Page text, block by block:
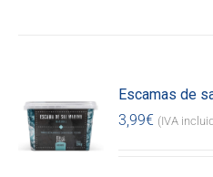
Escamas de
3,99€ (IVA